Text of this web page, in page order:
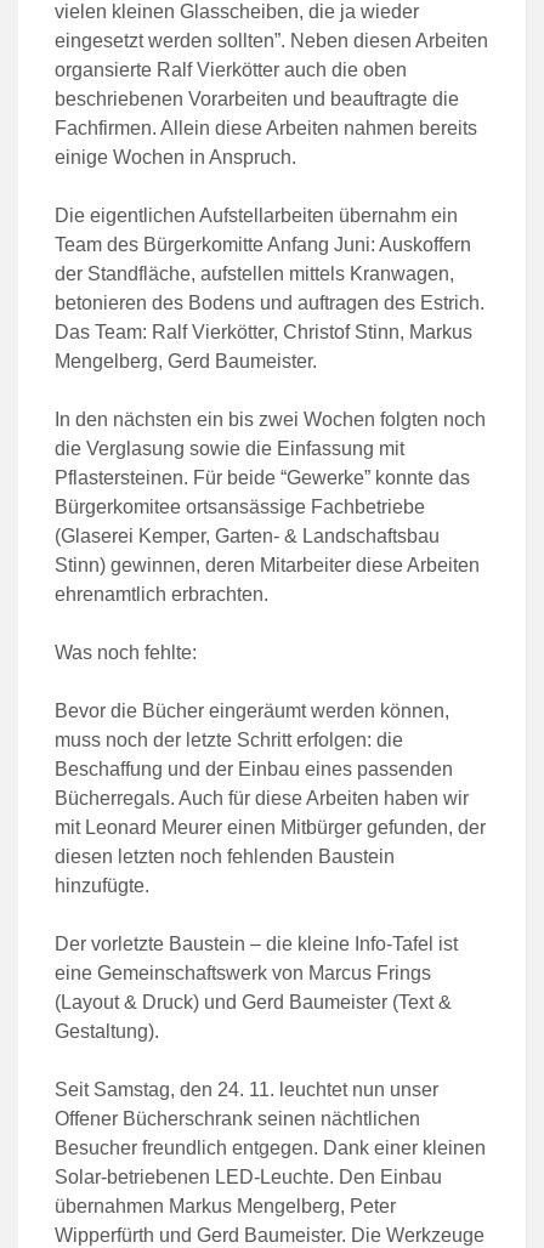
vielen kleinen Glasscheiben, die ja wieder
eingesetzt werden sollten”. Neben diesen Arbeiten
organsierte Ralf Vierkötter auch die oben
beschriebenen Vorarbeiten und beauftragte die
Fachfirmen. Allein diese Arbeiten nahmen bereits
einige Wochen in Anspruch.
Die eigentlichen Aufstellarbeiten übernahm ein
Team des Bürgerkomitte Anfang Juni: Auskoffern
der Standfläche, aufstellen mittels Kranwagen,
betonieren des Bodens und auftragen des Estrich.
Das Team: Ralf Vierkötter, Christof Stinn, Markus
Mengelberg, Gerd Baumeister.
In den nächsten ein bis zwei Wochen folgten noch
die Verglasung sowie die Einfassung mit
Pflastersteinen. Für beide “Gewerke” konnte das
Bürgerkomitee ortsansässige Fachbetriebe
(Glaserei Kemper, Garten- & Landschaftsbau
Stinn) gewinnen, deren Mitarbeiter diese Arbeiten
ehrenamtlich erbrachten.
Was noch fehlte:
Bevor die Bücher eingeräumt werden können,
muss noch der letzte Schritt erfolgen: die
Beschaffung und der Einbau eines passenden
Bücherregals. Auch für diese Arbeiten haben wir
mit Leonard Meurer einen Mitbürger gefunden, der
diesen letzten noch fehlenden Baustein
hinzufügte.
Der vorletzte Baustein – die kleine Info-Tafel ist
eine Gemeinschaftswerk von Marcus Frings
(Layout & Druck) und Gerd Baumeister (Text &
Gestaltung).
Seit Samstag, den 24. 11. leuchtet nun unser
Offener Bücherschrank seinen nächtlichen
Besucher freundlich entgegen. Dank einer kleinen
Solar-betriebenen LED-Leuchte. Den Einbau
übernahmen Markus Mengelberg, Peter
Wipperfürth und Gerd Baumeister. Die Werkzeuge